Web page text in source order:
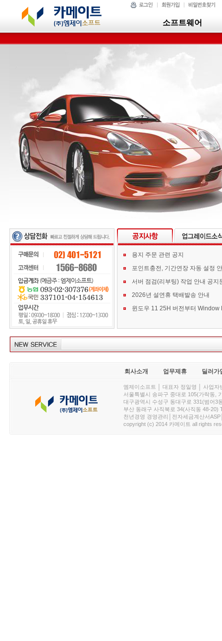
소프트웨어
용지 주문 관련 공지
포인트충전, 기간연장 자동 설정
서버 점검(리부팅) 작업 안내 공지
2026년 설연휴 택배발송 안내
회사소개 업무제휴 딜러가
엠제이소프트 │ 대표자 정일영 │ 사업
서울특별시 송파구 중대로 105(가락동,
대구광역시 수성구 동대구로 331(범어3
부산 동래구 사직북로 34(사직동 48-20)
천년경영 경영관리│전자세금계산서
copyright (c) 2014 카메이트 all rights